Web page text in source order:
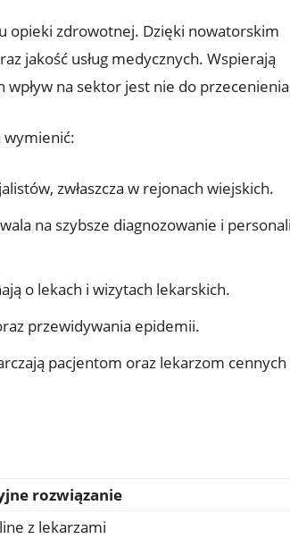
opieki zdrowotnej. Dzięki nowatorskim
jakość usług medycznych. Wspierają
na sektor jest nie do
wymienić:
zwłaszcza w rejonach wiejskich.
na szybsze diagnozowanie i
o lekach i wizytach lekarskich.
przewidywania epidemii.
pacjentom oraz lekarzom cennych
rozwiązanie
z lekarzami